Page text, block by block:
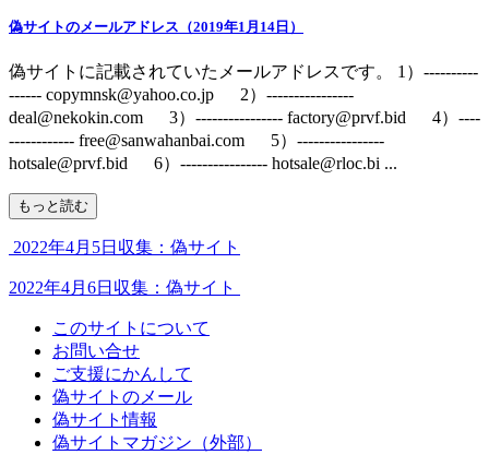
偽サイトのメールアドレス（2019年1月14日）
偽サイトに記載されていたメールアドレスです。 1）----------
------ copymnsk@yahoo.co.jp 2）----------------
deal@nekokin.com 3）---------------- factory@prvf.bid 4）----
------------ free@sanwahanbai.com 5）----------------
hotsale@prvf.bid 6）---------------- hotsale@rloc.bi ...
もっと読む
2022年4月5日収集：偽サイト
2022年4月6日収集：偽サイト
このサイトについて
お問い合せ
ご支援にかんして
偽サイトのメール
偽サイト情報
偽サイトマガジン（外部）